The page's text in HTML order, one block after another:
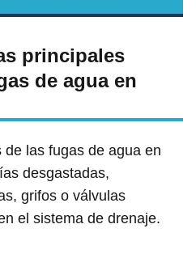
principales
de agua en
las fugas de agua en
desgastadas,
grifos o válvulas
el sistema de drenaje.